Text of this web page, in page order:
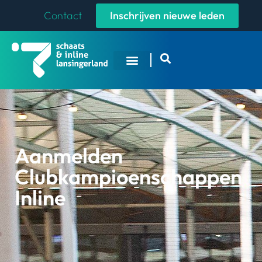
Inschrijven nieuwe leden
Contact
Aanmelden
Clubkampioenschappen
Inline